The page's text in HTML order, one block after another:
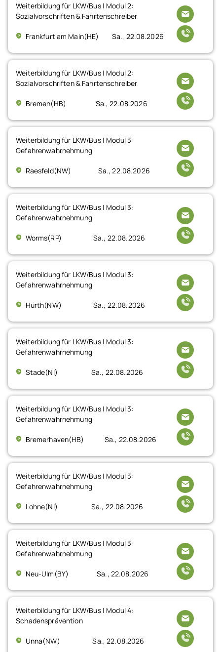
Weiterbildung für LKW/Bus | Modul 2:
Sozialvorschriften & Fahrtenschreiber
Frankfurt am Main(HE) Sa., 22.08.2026
Weiterbildung für LKW/Bus | Modul 2:
Sozialvorschriften & Fahrtenschreiber
Bremen(HB) Sa., 22.08.2026
Weiterbildung für LKW/Bus | Modul 3:
Gefahrenwahrnehmung
Raesfeld(NW) Sa., 22.08.2026
Weiterbildung für LKW/Bus | Modul 3:
Gefahrenwahrnehmung
Worms(RP) Sa., 22.08.2026
Weiterbildung für LKW/Bus | Modul 3:
Gefahrenwahrnehmung
Hürth(NW) Sa., 22.08.2026
Weiterbildung für LKW/Bus | Modul 3:
Gefahrenwahrnehmung
Stade(NI) Sa., 22.08.2026
Weiterbildung für LKW/Bus | Modul 3:
Gefahrenwahrnehmung
Bremerhaven(HB) Sa., 22.08.2026
Weiterbildung für LKW/Bus | Modul 3:
Gefahrenwahrnehmung
Lohne(NI) Sa., 22.08.2026
Weiterbildung für LKW/Bus | Modul 3:
Gefahrenwahrnehmung
Neu-Ulm(BY) Sa., 22.08.2026
Weiterbildung für LKW/Bus | Modul 4:
Schadensprävention
Unna(NW) Sa., 22.08.2026